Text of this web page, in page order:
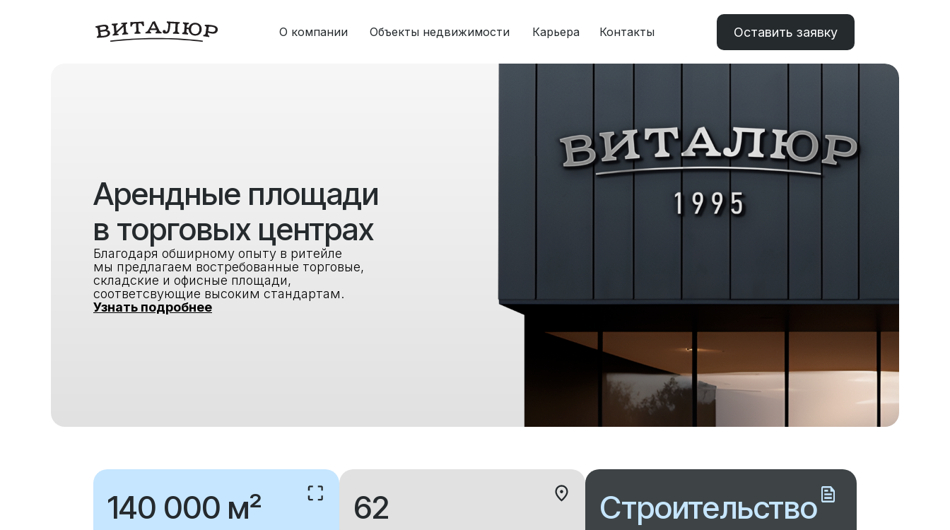
О компании Объекты недвижимости Карьера Контакты Оставить заявку
Арендные площади
в торговых центрах
Благодаря обширному опыту в ритейле
мы предлагаем востребованные торговые,
складские и офисные площади,
соответсвующие высоким стандартам.
Узнать подробнее
140 000 м² 62 Строительство